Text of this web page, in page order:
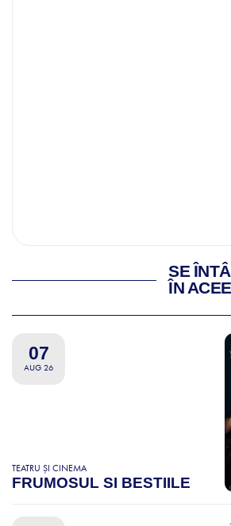
SE
ÎN
07
AUG 26
TEATRU ȘI CINEMA
FRUMOSUL SI BESTIILE